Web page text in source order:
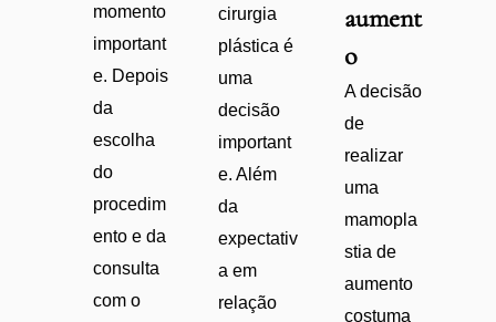
momento
important
e. Depois
da
escolha
do
procedim
ento e da
consulta
com o
cirurgia
plástica é
uma
decisão
important
e. Além
da
expectativ
a em
relação
aument
o
A decisão
de
realizar
uma
mamopla
stia de
aumento
costuma